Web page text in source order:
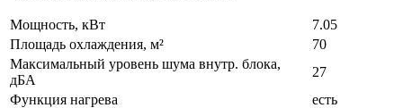
Мощность, кВт
7.05
Площадь охлаждения, м²
70
Максимальный уровень шума внутр. блока,
дБА
27
Функция нагрева
есть